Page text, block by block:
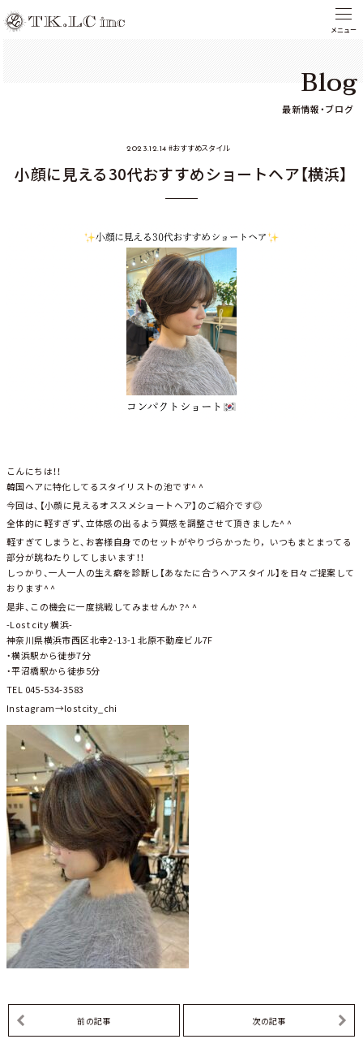
Blog
最新情報・ブログ
2023.12.14 おすすめスタイル
小顔に見える30代おすすめショートヘア【横浜】
こんにちは！！
韓国ヘアに特化してるスタイリストの池です^ ^
今回は、【小顔に見えるオススメショートヘア】のご紹介です◎
全体的に軽すぎず、立体感の出るよう質感を調整させて頂きました^ ^
軽すぎてしまうと、お客様自身でのセットがやりづらかったり，いつもまとまってる
部分が跳ねたりしてしまいます！！
しっかり、一人一人の生え癖を診断し【あなたに合うヘアスタイル】を日々ご提案して
おります^ ^
是非、この機会に一度挑戦してみませんか？^ ^
-Lost city 横浜-
神奈川県横浜市西区北幸2-13-1 北原不動産ビル7F
・横浜駅から徒歩7分
・平沼橋駅から徒歩5分
TEL 045-534-3583
Instagram→lostcity_chi
前の記事 次の記事